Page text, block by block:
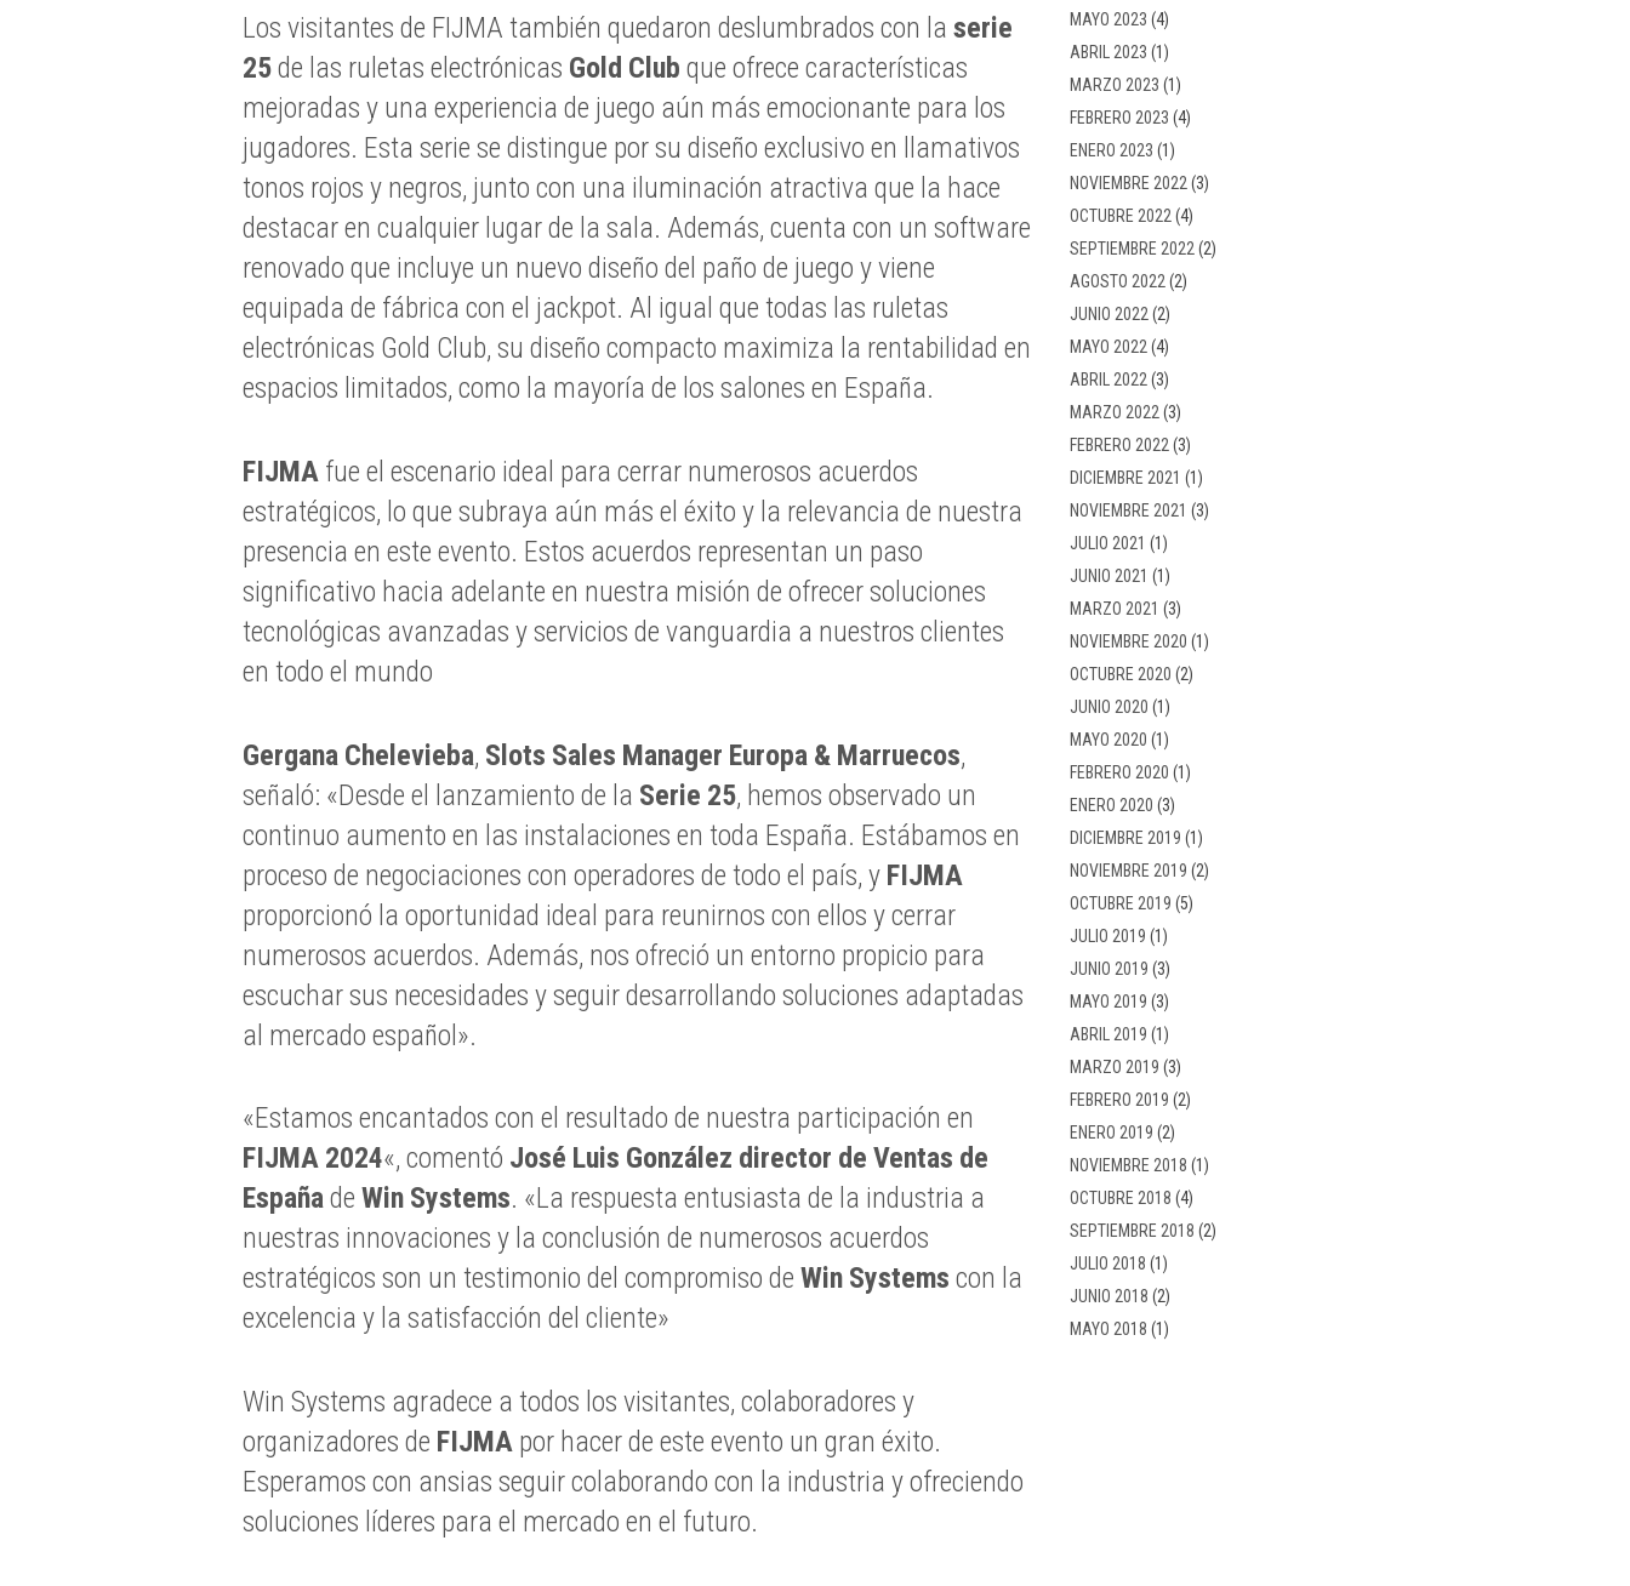
Los visitantes de FIJMA también quedaron deslumbrados con la serie
25de las ruletas electrónicas Gold Club que ofrece características
mejoradas y una experiencia de juego aún más emocionante para los
jugadores. Esta serie se distingue por su diseño exclusivo en llamativos
tonos rojos y negros, junto con una iluminación atractiva que la hace
destacar en cualquier lugar de la sala. Además, cuenta con un software
renovado que incluye un nuevo diseño del paño de juego y viene
equipada de fábrica con el jackpot. Al igual que todas las ruletas
electrónicas Gold Club, su diseño compacto maximiza la rentabilidad en
espacios limitados, como la mayoría de los salones en España.
FIJMAfue el escenario ideal para cerrar numerosos acuerdos
estratégicos, lo que subraya aún más el éxito y la relevancia de nuestra
presencia en este evento. Estos acuerdos representan un paso
significativo hacia adelante en nuestra misión de ofrecer soluciones
tecnológicas avanzadas y servicios de vanguardia a nuestros clientes
en todo el mundo
Gergana Chelevieba, Slots Sales Manager Europa & Marruecos,
señaló: «Desde el lanzamiento de la Serie 25, hemos observado un
continuo aumento en las instalaciones en toda España. Estábamos en
proceso de negociaciones con operadores de todo el país, y FIJMA
proporcionó la oportunidad ideal para reunirnos con ellos y cerrar
numerosos acuerdos. Además, nos ofreció un entorno propicio para
escuchar sus necesidades y seguir desarrollando soluciones adaptadas
al mercado español».
«Estamos encantados con el resultado de nuestra participación en
FIJMA 2024«, comentó José Luis González director de Ventas de
Españade Win Systems. «La respuesta entusiasta de la industria a
nuestras innovaciones y la conclusión de numerosos acuerdos
estratégicos son un testimonio del compromiso de Win Systems con la
excelencia y la satisfacción del cliente»
Win Systems agradece a todos los visitantes, colaboradores y
organizadores de FIJMApor hacer de este evento un gran éxito.
Esperamos con ansias seguir colaborando con la industria y ofreciendo
soluciones líderes para el mercado en el futuro.
MAYO 2023 (4)
ABRIL 2023 (1)
MARZO 2023 (1)
FEBRERO 2023 (4)
ENERO 2023 (1)
NOVIEMBRE 2022 (3)
OCTUBRE 2022 (4)
SEPTIEMBRE 2022 (2)
AGOSTO 2022 (2)
JUNIO 2022 (2)
MAYO 2022 (4)
ABRIL 2022 (3)
MARZO 2022 (3)
FEBRERO 2022 (3)
DICIEMBRE 2021 (1)
NOVIEMBRE 2021 (3)
JULIO 2021 (1)
JUNIO 2021 (1)
MARZO 2021 (3)
NOVIEMBRE 2020 (1)
OCTUBRE 2020 (2)
JUNIO 2020 (1)
MAYO 2020 (1)
FEBRERO 2020 (1)
ENERO 2020 (3)
DICIEMBRE 2019 (1)
NOVIEMBRE 2019 (2)
OCTUBRE 2019 (5)
JULIO 2019 (1)
JUNIO 2019 (3)
MAYO 2019 (3)
ABRIL 2019 (1)
MARZO 2019 (3)
FEBRERO 2019 (2)
ENERO 2019 (2)
NOVIEMBRE 2018 (1)
OCTUBRE 2018 (4)
SEPTIEMBRE 2018 (2)
JULIO 2018 (1)
JUNIO 2018 (2)
MAYO 2018 (1)